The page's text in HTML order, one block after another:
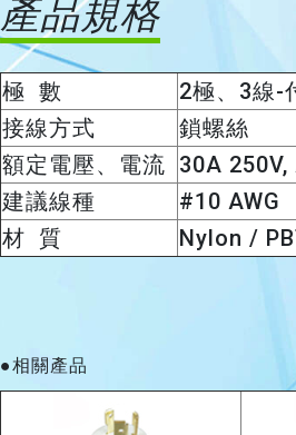
產品規格
極 數
2極、3線-
接線方式
鎖螺絲
額定電壓、電流 30A 250V,
建議線種
#10 AWG
材 質
Nylon /
●相關產品